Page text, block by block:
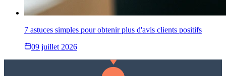
7 astuces simples pour obtenir plus d'avis clients positifs
09 juillet 2026